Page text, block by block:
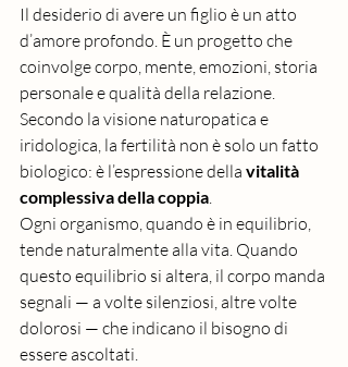
Il desiderio di avere un figlio è un atto
d’amore profondo. È un progetto che
coinvolge corpo, mente, emozioni, storia
personale e qualità della relazione.
Secondo la visione naturopatica e
iridologica, la fertilità non è solo un fatto
biologico: è l’espressione della vitalità
complessiva della coppia.
Ogni organismo, quando è in equilibrio,
tende naturalmente alla vita. Quando
questo equilibrio si altera, il corpo manda
segnali — a volte silenziosi, altre volte
dolorosi — che indicano il bisogno di
essere ascoltati.